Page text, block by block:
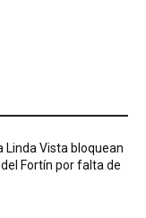
Linda Vista bloquean
Fortín por falta de